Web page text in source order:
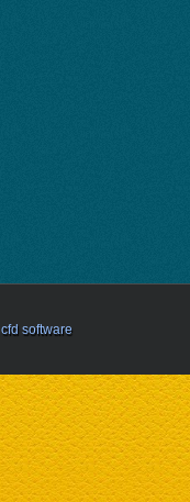
cfd software